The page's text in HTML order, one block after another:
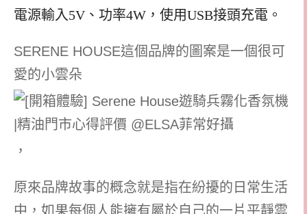
電源輸入5V、功率4W，使用USB接頭充電。
SERENE HOUSE這個品牌的圖案是一個很可
愛的小雲朵
，
原來品牌故事的概念就是指在紛擾的日常生活
中，如果每個人能擁有屬於自己的一片平靜雲